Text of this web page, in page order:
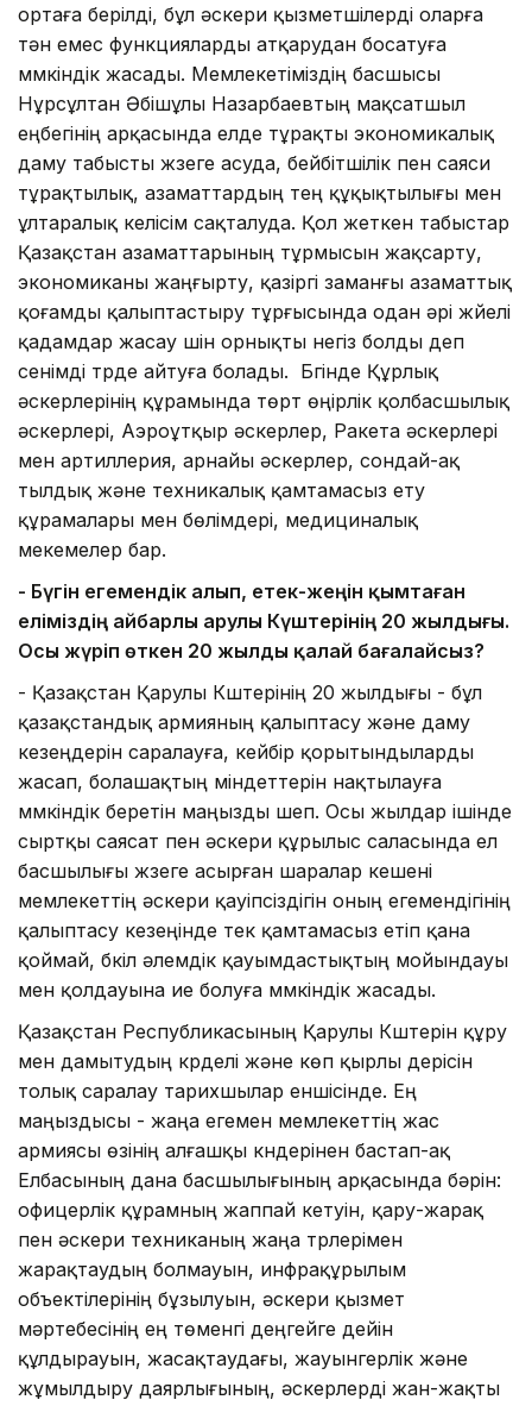
ортаға берілді, бұл әскери қызметшілерді оларға
тән емес функцияларды атқарудан босатуға
мүмкіндік жасады. Мемлекетіміздің басшысы
Нұрсұлтан Әбішұлы Назарбаевтың мақсатшыл
еңбегінің арқасында елде тұрақты экономикалық
даму табысты жүзеге асуда, бейбітшілік пен саяси
тұрақтылық, азаматтардың тең құқықтылығы мен
ұлтаралық келісім сақталуда. Қол жеткен табыстар
Қазақстан азаматтарының тұрмысын жақсарту,
экономиканы жаңғырту, қазіргі заманғы азаматтық
қоғамды қалыптастыру тұрғысында одан әрі жүйелі
қадамдар жасау үшін орнықты негіз болды деп
сенімді түрде айтуға болады. Бүгінде Құрлық
әскерлерінің құрамында төрт өңірлік қолбасшылық
әскерлері, Аэроұтқыр әскерлер, Ракета әскерлері
мен артиллерия, арнайы әскерлер, сондай-ақ
тылдық және техникалық қамтамасыз ету
құрамалары мен бөлімдері, медициналық
мекемелер бар.
- Бүгін егемендік алып, етек-жеңін қымтаған
еліміздің айбарлы Қарулы Күштерінің 20 жылдығы.
Осы жүріп өткен 20 жылды қалай бағалайсыз?
- Қазақстан Қарулы Күштерінің 20 жылдығы - бұл
қазақстандық армияның қалыптасу және даму
кезеңдерін саралауға, кейбір қорытындыларды
жасап, болашақтың міндеттерін нақтылауға
мүмкіндік беретін маңызды шеп. Осы жылдар ішінде
сыртқы саясат пен әскери құрылыс саласында ел
басшылығы жүзеге асырған шаралар кешені
мемлекеттің әскери қауіпсіздігін оның егемендігінің
қалыптасу кезеңінде тек қамтамасыз етіп қана
қоймай, бүкіл әлемдік қауымдастықтың мойындауы
мен қолдауына ие болуға мүмкіндік жасады.
Қазақстан Республикасының Қарулы Күштерін құру
мен дамытудың күрделі және көп қырлы үдерісін
толық саралау тарихшылар еншісінде. Ең
маңыздысы - жаңа егемен мемлекеттің жас
армиясы өзінің алғашқы күндерінен бастап-ақ
Елбасының дана басшылығының арқасында бәрін:
офицерлік құрамның жаппай кетуін, қару-жарақ
пен әскери техниканың жаңа түрлерімен
жарақтаудың болмауын, инфрақұрылым
объектілерінің бұзылуын, әскери қызмет
мәртебесінің ең төменгі деңгейге дейін
құлдырауын, жасақтаудағы, жауынгерлік және
жұмылдыру даярлығының, әскерлерді жан-жақты